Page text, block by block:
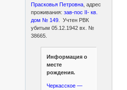
Прасковья Петровна , адрес
проживания:зав-пос II- кв.
дом № 149 . Учтен РВК
убитым 05.12.1942 вх. №
38665.
Информация о
месте
рождения.
Черкасское —